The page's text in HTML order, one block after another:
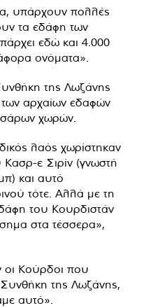
υπάρχουν πολλές
τα εδάφη των
εδώ και 4.000
ονόματα».
της Λωζάνης
των αρχαίων εδαφών
χωρών.
λαός χωρίστηκαν
ε Σιρίν (γνωστή
και αυτό
τότε. Αλλά με τη
του Κουρδιστάν
στα τέσσερα»,
οι Κούρδοι που
της Λωζάνης,
αυτό».